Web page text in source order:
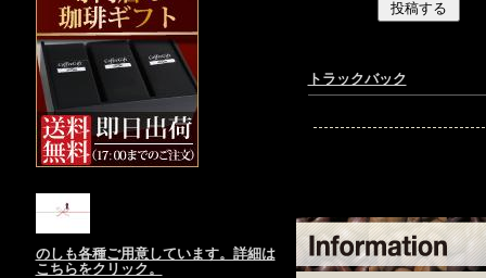
のしも各種ご用意しています。詳細は
こちらをクリック。
トラックバック